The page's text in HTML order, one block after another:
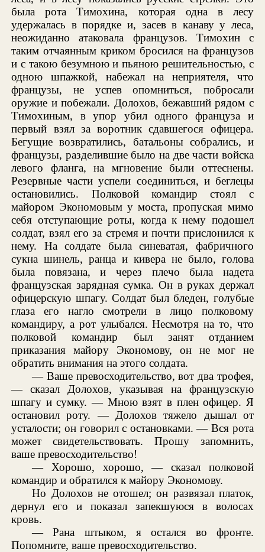
была рота Тимохина, которая одна в лесу
удержалась в порядке и, засев в канаву у леса,
неожиданно атаковала французов. Тимохин с
таким отчаянным криком бросился на французов
и с такою безумною и пьяною решительностью, с
одною шпажкой, набежал на неприятеля, что
французы, не успев опомниться, побросали
оружие и побежали. Долохов, бежавший рядом с
Тимохиным, в упор убил одного француза и
первый взял за воротник сдавшегося офицера.
Бегущие возвратились, батальоны собрались, и
французы, разделившие было на две части войска
левого фланга, на мгновение были оттеснены.
Резервные части успели соединиться, и беглецы
остановились. Полковой командир стоял с
майором Экономовым у моста, пропуская мимо
себя отступающие роты, когда к нему подошел
солдат, взял его за стремя и почти прислонился к
нему. На солдате была синеватая, фабричного
сукна шинель, ранца и кивера не было, голова
была повязана, и через плечо была надета
французская зарядная сумка. Он в руках держал
офицерскую шпагу. Солдат был бледен, голубые
глаза его нагло смотрели в лицо полковому
командиру, а рот улыбался. Несмотря на то, что
полковой командир был занят отданием
приказания майору Экономову, он не мог не
обратить внимания на этого солдата.
— Ваше превосходительство, вот два трофея,
— сказал Долохов, указывая на французскую
шпагу и сумку. — Мною взят в плен офицер. Я
остановил роту. — Долохов тяжело дышал от
усталости; он говорил с остановками. — Вся рота
может свидетельствовать. Прошу запомнить,
ваше превосходительство!
— Хорошо, хорошо, — сказал полковой
командир и обратился к майору Экономову.
Но Долохов не отошел; он развязал платок,
дернул его и показал запекшуюся в волосах
кровь.
— Рана штыком, я остался во фронте.
Попомните, ваше превосходительство.